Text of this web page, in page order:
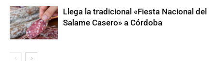
Llega la tradicional «Fiesta Nacional del
Salame Casero» a Córdoba